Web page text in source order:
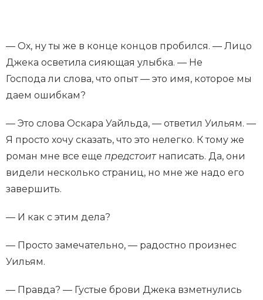
— Ох, ну ты же в конце концов пробился. — Лицо
Джека осветила сияющая улыбка. — Не
Господа ли слова, что опыт — это имя, которое мы
даем ошибкам?
— Это слова Оскара Уайльда, — ответил Уильям. —
Я просто хочу сказать, что это нелегко. К тому же
роман мне все еще предстоит написать. Да, они
видели несколько страниц, но мне же надо его
завершить.
— И как с этим дела?
— Просто замечательно, — радостно произнес
Уильям.
— Правда? — Густые брови Джека взметнулись